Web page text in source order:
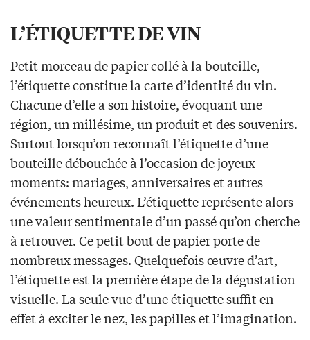
L’ÉTIQUETTE DE VIN
Petit morceau de papier collé à la bouteille,
l’étiquette constitue la carte d’identité du vin.
Chacune d’elle a son histoire, évoquant une
région, un millésime, un produit et des souvenirs.
Surtout lorsqu’on reconnaît l’étiquette d’une
bouteille débouchée à l’occasion de joyeux
moments: mariages, anniversaires et autres
événements heureux. L’étiquette représente alors
une valeur sentimentale d’un passé qu’on cherche
à retrouver. Ce petit bout de papier porte de
nombreux messages. Quelquefois œuvre d’art,
l’étiquette est la première étape de la dégustation
visuelle. La seule vue d’une étiquette suffit en
effet à exciter le nez, les papilles et l’imagination.